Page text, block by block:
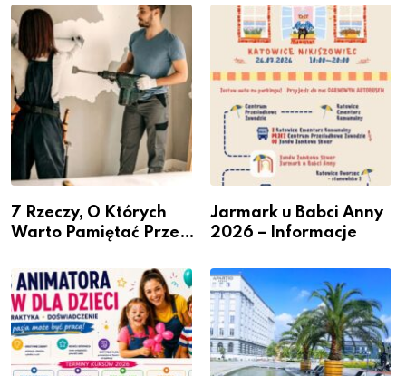
– nabór dla
przedsiębiorców
Podlesiu
7 Rzeczy, O Których
Warto Pamiętać Przed
Jarmark u Babci Anny
2026 – Informacje